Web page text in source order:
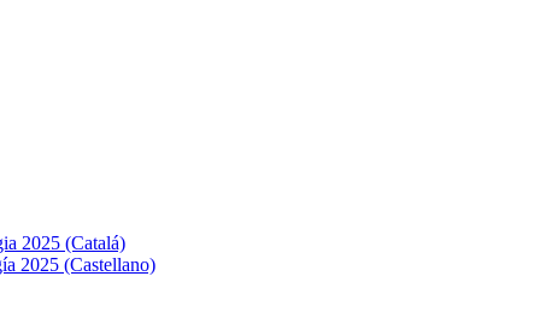
2025 (Catalá)
2025 (Castellano)